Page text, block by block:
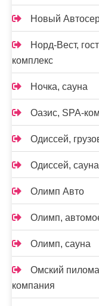
Новый
Норд-Вест,
комплекс
Ночка, сауна
Оазис, SPA-
Одиссей,
Одиссей, сауна
Олимп Авто
Олимп,
Олимп, сауна
Омский
компания